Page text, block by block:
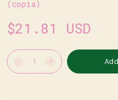
(copia)
$21.81 USD